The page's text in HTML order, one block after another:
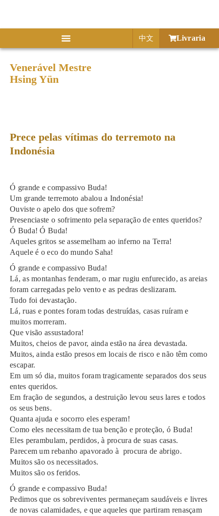
中文 Livraria
Venerável Mestre
Hsing Yün
Prece pelas vítimas do terremoto na
Indonésia
Ó grande e compassivo Buda!
Um grande terremoto abalou a Indonésia!
Ouviste o apelo dos que sofrem?
Presenciaste o sofrimento pela separação de entes queridos?
Ó Buda! Ó Buda!
Aqueles gritos se assemelham ao inferno na Terra!
Aquele é o eco do mundo Saha!
Ó grande e compassivo Buda!
Lá, as montanhas fenderam, o mar rugiu enfurecido, as areias
foram carregadas pelo vento e as pedras deslizaram.
Tudo foi devastação.
Lá, ruas e pontes foram todas destruídas, casas ruíram e
muitos morreram.
Que visão assustadora!
Muitos, cheios de pavor, ainda estão na área devastada.
Muitos, ainda estão presos em locais de risco e não têm como
escapar.
Em um só dia, muitos foram tragicamente separados dos seus
entes queridos.
Em fração de segundos, a destruição levou seus lares e todos
os seus bens.
Quanta ajuda e socorro eles esperam!
Como eles necessitam de tua benção e proteção, ó Buda!
Eles perambulam, perdidos, à procura de suas casas.
Parecem um rebanho apavorado à procura de abrigo.
Muitos são os necessitados.
Muitos são os feridos.
Ó grande e compassivo Buda!
Pedimos que os sobreviventes permaneçam saudáveis e livres
de novas calamidades, e que aqueles que partiram renasçam